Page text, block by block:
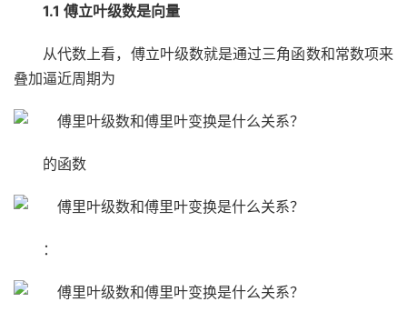
1.1 傅立叶级数是向量
从代数上看，傅立叶级数就是通过三角函数和常数项来
叠加逼近周期为
的函数
：